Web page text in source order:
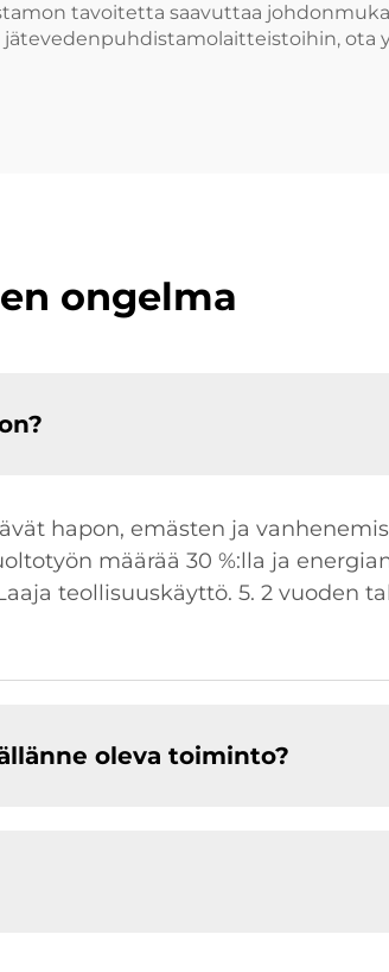
tavoitetta saavuttaa
ongelma
hapon, emästen ja
määrää 30 %:lla ja
teollisuuskäyttö. 5. 2 vuoden
oleva toiminto?